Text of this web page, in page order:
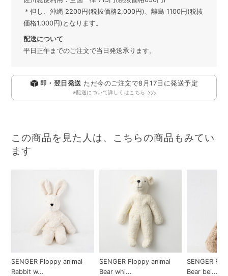
＊但し、沖縄 2200円(税抜価格2,000円)、離島 1100円(税抜
価格1,000円)となります。
配送について
平日正午までのご注文で当日発送承ります。
即・翌日発送 ただ今のご注文で8月17日 に発送予定
※配送について詳しくはこちら
この商品を見た人は、こちらの商品もみてい
ます
SENGER Floppy animal
Rabbit w...
SENGER Floppy animal
Bear whi...
SENGER
Bear bei...